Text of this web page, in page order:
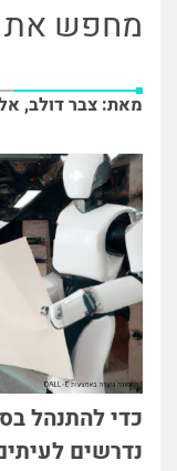
מחפש את
מאת: צבר דולב,
כדי להתנהל
נדרשים